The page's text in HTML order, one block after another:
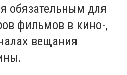
обязательным для
фильмов в кино-,
вещания